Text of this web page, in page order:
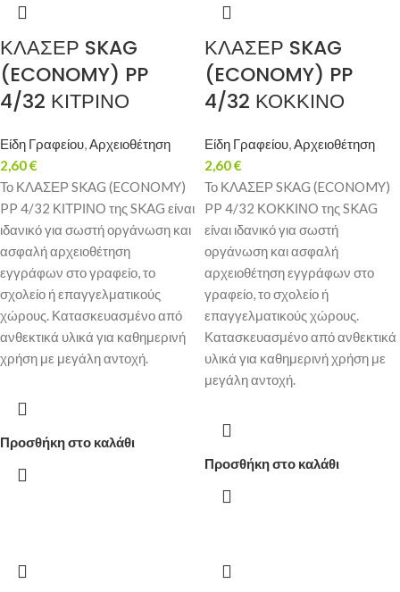
ΚΛΑΣΕΡ SKAG
(ECONOMY) PP
4/32 ΚΙΤΡΙΝΟ
Είδη Γραφείου,Αρχειοθέτηση
2,60€
Το ΚΛΑΣΕΡ SKAG (ECONOMY)
PP 4/32 ΚΙΤΡΙΝΟ της SKAG είναι
ιδανικό για σωστή οργάνωση και
ασφαλή αρχειοθέτηση
εγγράφων στο γραφείο, το
σχολείο ή επαγγελματικούς
χώρους. Κατασκευασμένο από
ανθεκτικά υλικά για καθημερινή
χρήση με μεγάλη αντοχή.
Προσθήκη στο καλάθι
ΚΛΑΣΕΡ SKAG
(ECONOMY) PP
4/32 ΚΟΚΚΙΝΟ
Είδη Γραφείου,Αρχειοθέτηση
2,60€
Το ΚΛΑΣΕΡ SKAG (ECONOMY)
PP 4/32 ΚΟΚΚΙΝΟ της SKAG
είναι ιδανικό για σωστή
οργάνωση και ασφαλή
αρχειοθέτηση εγγράφων στο
γραφείο, το σχολείο ή
επαγγελματικούς χώρους.
Κατασκευασμένο από ανθεκτικά
υλικά για καθημερινή χρήση με
μεγάλη αντοχή.
Προσθήκη στο καλάθι